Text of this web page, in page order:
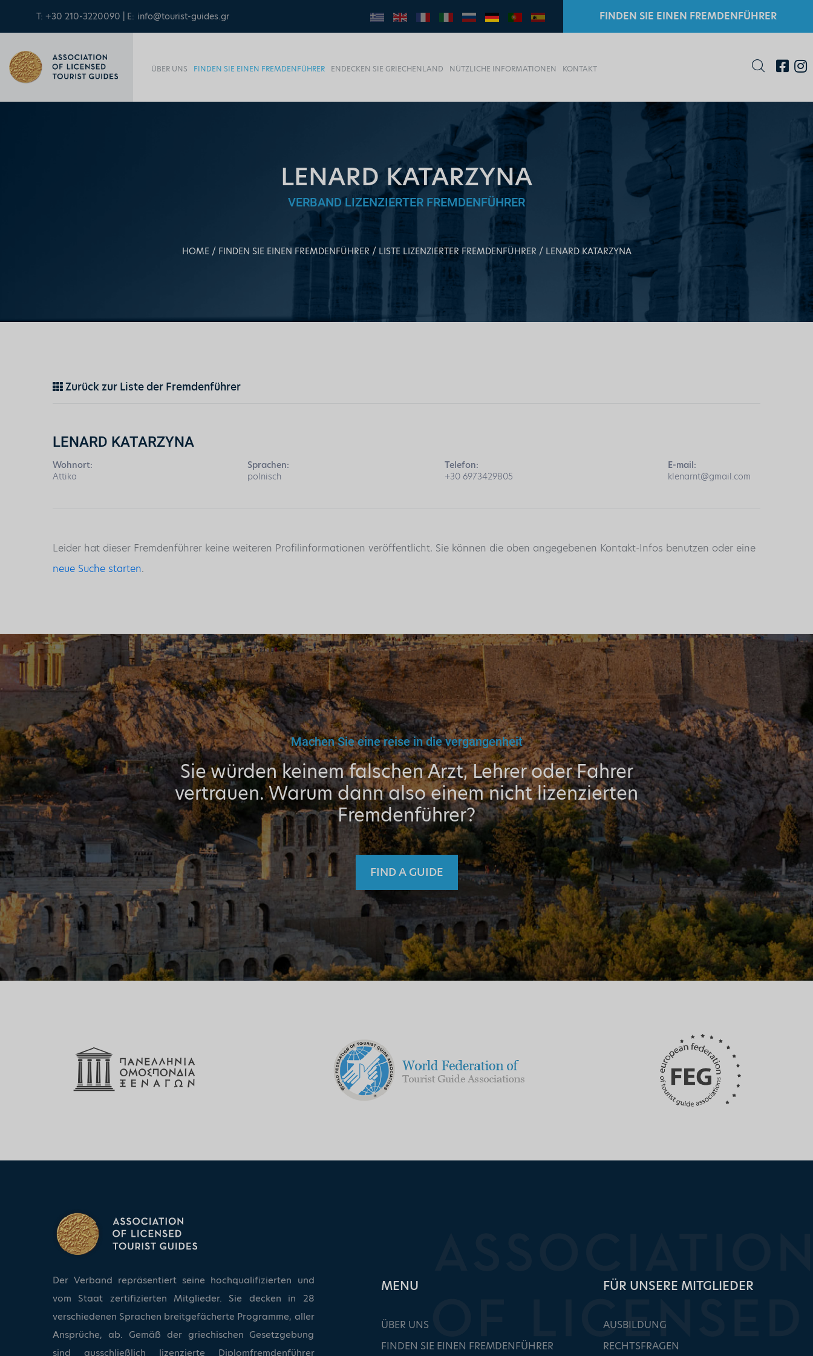
T: +30 210-3220090 | E: info@tourist-guides.gr FINDEN SIE EINEN FREMDENFÜHRER
ÜBER UNS FINDEN SIE EINEN FREMDENFÜHRER ENDECKEN SIE GRIECHENLAND NÜTZLICHE INFORMATIONEN KONTAKT
LENARD KATARZYNA
VERBAND LIZENZIERTER FREMDENFÜHRER
HOME FINDEN SIE EINEN FREMDENFÜHRER LISTE LIZENZIERTER FREMDENFÜHRER LENARD KATARZYNA
Zurück zur Liste der Fremdenführer
LENARD KATARZYNA
Wohnort:
Attika
Sprachen:
polnisch
Telefon:
+30 6973429805
E-mail:
klenarnt@gmail.com
Leider hat dieser Fremdenführer keine weiteren Profilinformationen veröffentlicht. Sie können die oben angegebenen Kontakt-Infos benutzen oder eine
neue Suche starten.
Machen Sie eine reise in die vergangenheit
Sie würden keinem falschen Arzt, Lehrer oder Fahrer
vertrauen. Warum dann also einem nicht lizenzierten
Fremdenführer?
FIND A GUIDE
Der Verband repräsentiert seine hochqualifizierten und
vom Staat zertifizierten Mitglieder. Sie decken in 28
verschiedenen Sprachen breitgefächerte Programme, aller
Ansprüche, ab. Gemäß der griechischen Gesetzgebung
sind ausschließlich lizenzierte Diplomfremdenführer
ΜΕΝU
ÜBER UNS
FINDEN SIE EINEN FREMDENFÜHRER
FÜR UNSERE MITGLIEDER
AUSBILDUNG
RECHTSFRAGEN